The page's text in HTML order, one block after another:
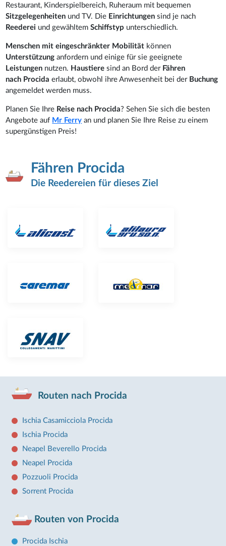
Restaurant, Kinderspielbereich, Ruheraum mit bequemen
Sitzgelegenheiten und TV. Die Einrichtungensind je nach
Reederei und gewähltemSchiffstyp unterschiedlich.
Menschen mit eingeschränkter Mobilität können
Unterstützunganfordern und einige für sie geeignete
Leistungen nutzen. Haustieresind an Bord der Fähren
nach Procida erlaubt, obwohl ihre Anwesenheit bei der Buchung
angemeldet werden muss.
Planen Sie Ihre Reise nach Procida? Sehen Sie sich die besten
Angebote auf Mr Ferry an und planen Sie Ihre Reise zu einem
supergünstigen Preis!
Fähren Procida
Die Reedereien für dieses Ziel
Routen nach Procida
Ischia Casamicciola Procida
Ischia Procida
Neapel Beverello Procida
Neapel Procida
Pozzuoli Procida
Sorrent Procida
Routen von Procida
Procida Ischia